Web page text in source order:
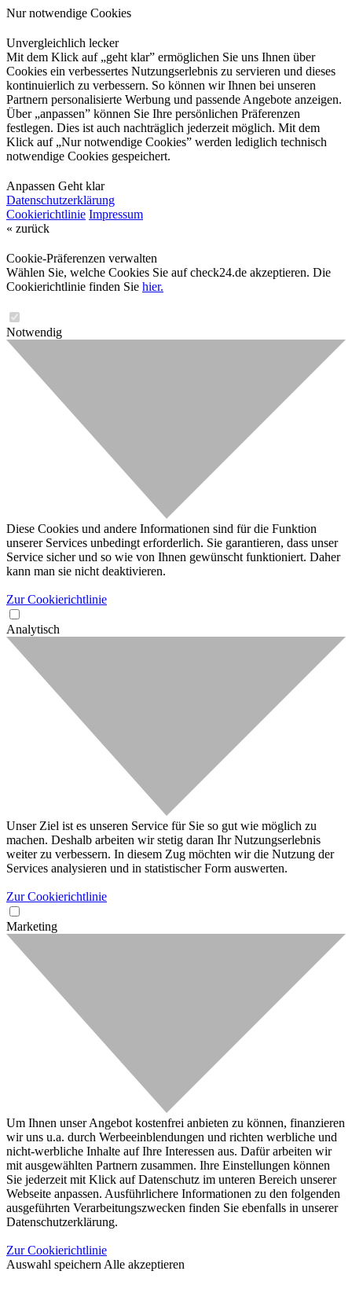
Nur notwendige Cookies
Unvergleichlich lecker
Mit dem Klick auf „geht klar” ermöglichen Sie uns Ihnen über
Cookies ein verbessertes Nutzungserlebnis zu servieren und dieses
kontinuierlich zu verbessern. So können wir Ihnen bei unseren
Partnern personalisierte Werbung und passende Angebote anzeigen.
Über „anpassen” können Sie Ihre persönlichen Präferenzen
festlegen. Dies ist auch nachträglich jederzeit möglich. Mit dem
Klick auf „Nur notwendige Cookies” werden lediglich technisch
notwendige Cookies gespeichert.
Anpassen Geht klar
Datenschutzerklärung
Cookierichtlinie Impressum
« zurück
Cookie-Präferenzen verwalten
Wählen Sie, welche Cookies Sie auf check24.de akzeptieren. Die
Cookierichtlinie finden Sie hier.
Notwendig
Diese Cookies und andere Informationen sind für die Funktion
unserer Services unbedingt erforderlich. Sie garantieren, dass unser
Service sicher und so wie von Ihnen gewünscht funktioniert. Daher
kann man sie nicht deaktivieren.
Zur Cookierichtlinie
Analytisch
Unser Ziel ist es unseren Service für Sie so gut wie möglich zu
machen. Deshalb arbeiten wir stetig daran Ihr Nutzungserlebnis
weiter zu verbessern. In diesem Zug möchten wir die Nutzung der
Services analysieren und in statistischer Form auswerten.
Zur Cookierichtlinie
Marketing
Um Ihnen unser Angebot kostenfrei anbieten zu können, finanzieren
wir uns u.a. durch Werbeeinblendungen und richten werbliche und
nicht-werbliche Inhalte auf Ihre Interessen aus. Dafür arbeiten wir
mit ausgewählten Partnern zusammen. Ihre Einstellungen können
Sie jederzeit mit Klick auf Datenschutz im unteren Bereich unserer
Webseite anpassen. Ausführlichere Informationen zu den folgenden
ausgeführten Verarbeitungszwecken finden Sie ebenfalls in unserer
Datenschutzerklärung.
Zur Cookierichtlinie
Auswahl speichern Alle akzeptieren